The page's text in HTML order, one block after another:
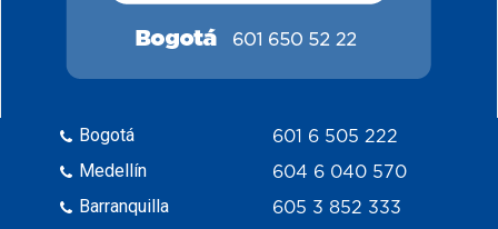
Bogotá
Medellín
Barranquilla
601 6 505 222
604 6 040 570
605 3 852 333